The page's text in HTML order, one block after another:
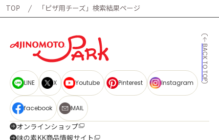
TOP 「ピザ用チーズ」検索結果ページ
BACK TO TOP
LINE X Youtube Pinterest Instagram
facebook MAIL
オンラインショップ
味の素KK商品情報サイト